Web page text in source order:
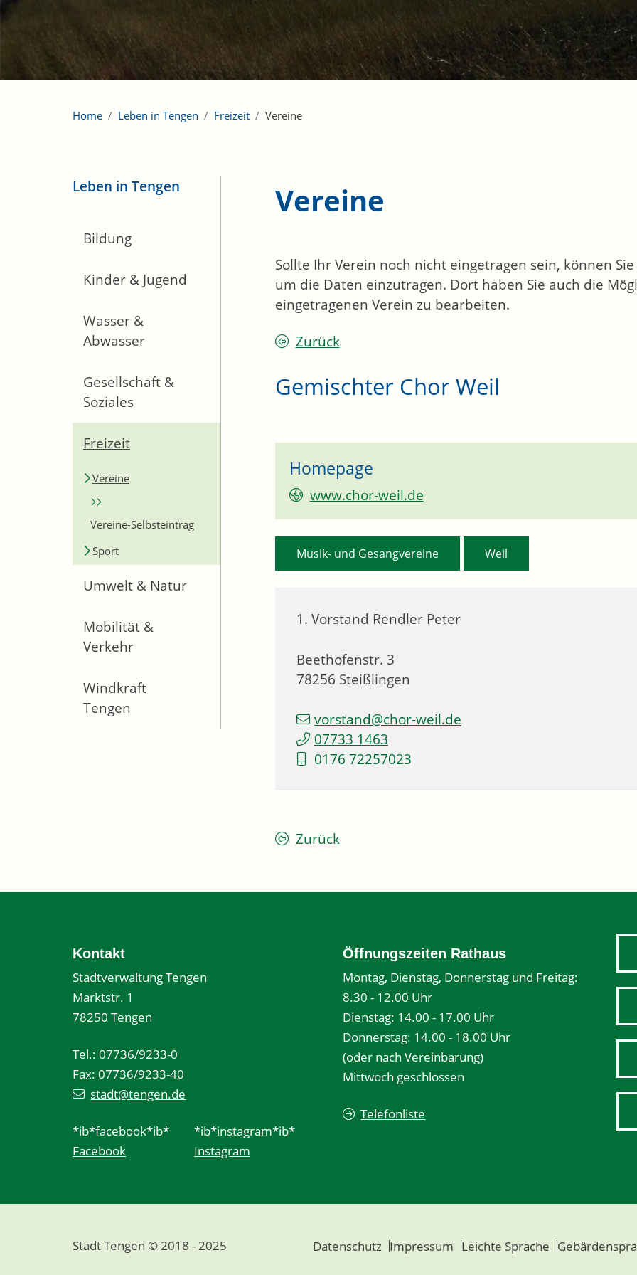
Home Leben in Tengen Freizeit Vereine
Leben in Tengen
Bildung
Kinder & Jugend
Wasser &
Abwasser
Gesellschaft &
Soziales
Freizeit
Vereine
Vereine-Selbsteintrag
Sport
Umwelt & Natur
Mobilität &
Verkehr
Windkraft
Tengen
Vereine
Sollte Ihr Verein noch nicht eingetragen sein, können
um die Daten einzutragen. Dort haben Sie auch die
eingetragenen Verein zu bearbeiten.
Zurück
Gemischter Chor Weil
Homepage
www.chor-weil.de
1. Vorstand Rendler Peter
Beethofenstr. 3
78256 Steißlingen
vorstand@chor-weil.de
07733 1463
0176 72257023
Musik- und Gesangvereine Weil
Zurück
Kontakt
Stadtverwaltung Tengen
Marktstr. 1
78250 Tengen
Tel.: 07736/9233-0
Fax: 07736/9233-40
stadt@tengen.de
*ib*facebook*ib*
Facebook
*ib*instagram*ib*
Instagram
Öffnungszeiten Rathaus
Montag, Dienstag, Donnerstag und Freitag:
8.30 - 12.00 Uhr
Dienstag: 14.00 - 17.00 Uhr
Donnerstag: 14.00 - 18.00 Uhr
(oder nach Vereinbarung)
Mittwoch geschlossen
Telefonliste
Stadt Tengen © 2018 - 2025 Datenschutz Impressum Leichte Sprache